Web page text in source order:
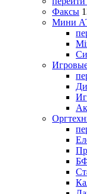
Факсы
Мини